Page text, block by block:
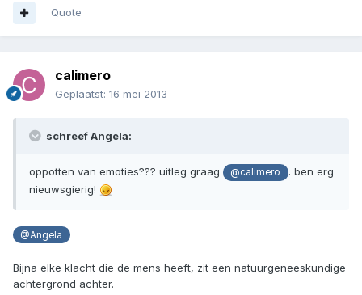
Quote
calimero
Geplaatst: 16 mei 2013
schreef Angela:
oppotten van emoties??? uitleg graag @calimero
. ben erg
nieuwsgierig!
@Angela
Bijna elke klacht die de mens heeft, zit een natuurgeneeskundige
achtergrond achter.